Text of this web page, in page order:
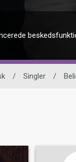
/ Singler /